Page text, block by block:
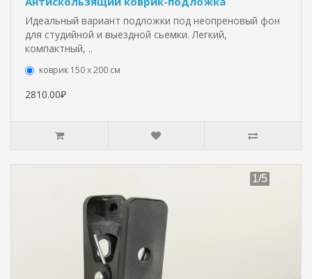
Идеальный вариант подложки под неопреновый фон
для студийной и выездной сьемки. Легкий,
компактный, ..
коврик 150 х 200 см
2810.00₽